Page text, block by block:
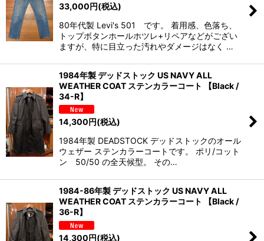
33,000円(税込)
80年代製 Levi's 501 です。 着用感、色落ち、
トップボタンホールホツレ+リペアなどがござい
ますが、特に目立った汚れやダメージはなく …
1984年製 デッドストック US NAVY ALL
WEATHER COAT ステンカラーコート 【Black /
34-R】
14,300 円(税込)
1984年製 DEADSTOCK デッドストックのオール
ウェザー ステンカラーコートです。 ポリ/コット
ン 50/50 の全天候型。 その…
1984-86年製 デッドストック US NAVY ALL
WEATHER COAT ステンカラーコート 【Black /
36-R】
14,300円(税込)